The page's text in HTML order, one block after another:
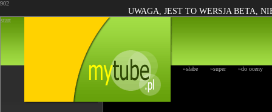
902
UWAGA, JEST TO WERSJA BETA,
start
»słabe »super »do oceny